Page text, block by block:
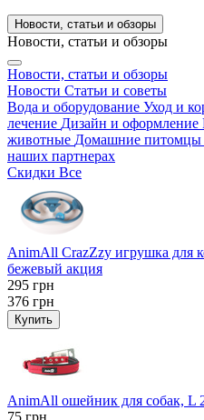
Новости, статьи и обзоры
Новости, статьи и обзоры
Новости, статьи и обзоры
Новости Статьи и советы
Вода и оборудование Уход и
лечение Дизайн и оформление
животные Домашние питомцы
наших партнерах
Скидки Все
AnimAll CrazZzy игрушка для
бежевый акция
295 грн
376 грн
Купить
AnimAll ошейник для собак, L
75 грн